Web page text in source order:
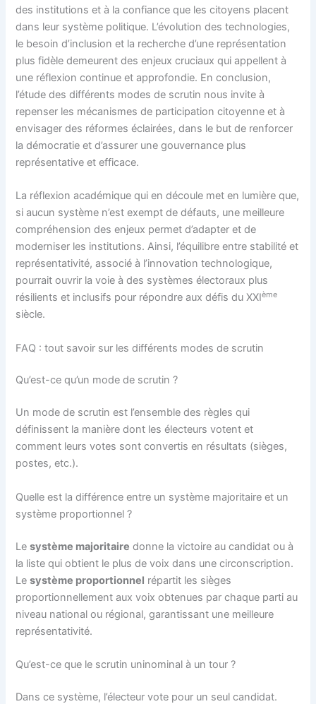
des institutions et à la confiance que les citoyens placent
dans leur système politique. L’évolution des technologies,
le besoin d’inclusion et la recherche d’une représentation
plus fidèle demeurent des enjeux cruciaux qui appellent à
une réflexion continue et approfondie. En conclusion,
l’étude des différents modes de scrutin nous invite à
repenser les mécanismes de participation citoyenne et à
envisager des réformes éclairées, dans le but de renforcer
la démocratie et d’assurer une gouvernance plus
représentative et efficace.
La réflexion académique qui en découle met en lumière que,
si aucun système n’est exempt de défauts, une meilleure
compréhension des enjeux permet d’adapter et de
moderniser les institutions. Ainsi, l’équilibre entre stabilité et
représentativité, associé à l’innovation technologique,
pourrait ouvrir la voie à des systèmes électoraux plus
résilients et inclusifs pour répondre aux défis du XXIème
siècle.
FAQ : tout savoir sur les différents modes de scrutin
Qu’est-ce qu’un mode de scrutin ?
Un mode de scrutin est l’ensemble des règles qui
définissent la manière dont les électeurs votent et
comment leurs votes sont convertis en résultats (sièges,
postes, etc.).
Quelle est la différence entre un système majoritaire et un
système proportionnel ?
Lesystème majoritaire donne la victoire au candidat ou à
la liste qui obtient le plus de voix dans une circonscription.
Lesystème proportionnel répartit les sièges
proportionnellement aux voix obtenues par chaque parti au
niveau national ou régional, garantissant une meilleure
représentativité.
Qu’est-ce que le scrutin uninominal à un tour ?
Dans ce système, l’électeur vote pour un seul candidat.